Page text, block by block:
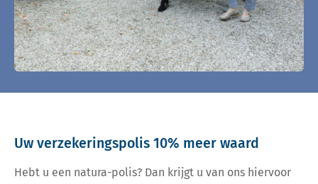
Uw verzekeringspolis 10% meer waard
Hebt u een natura-polis? Dan krijgt u van ons hiervoor